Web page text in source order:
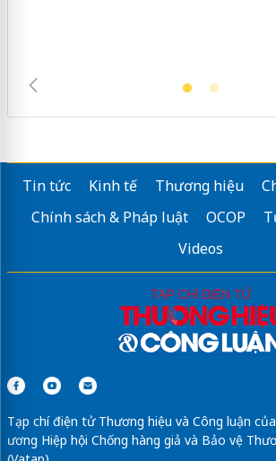
Tin tức Kinh tế Thương hiệu
Chính sách & Pháp luật
OCOP
Videos
Tạp chí điện tử Thương hiệu và Công luận
ương Hiệp hội Chống hàng giả và Bảo vệ